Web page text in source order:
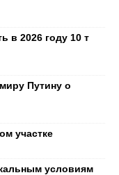
в 2026 году 10 т
Путину о
участке
условиям